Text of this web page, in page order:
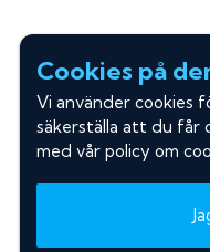
Cookies på
Vi använder cookies
säkerställa att du får
med vår policy om